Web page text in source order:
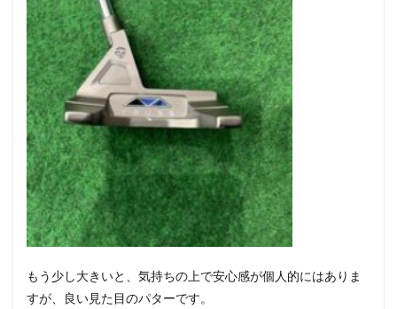
もう少し大きいと、気持ちの上で安心感が個人的にはありま
すが、良い見た目のパターです。